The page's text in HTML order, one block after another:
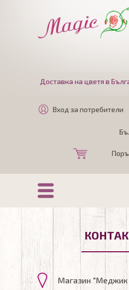
Доставка на цветя в
Вход за потребители
Магазин "Меджик